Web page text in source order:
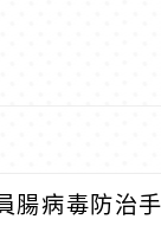
腸病毒防治